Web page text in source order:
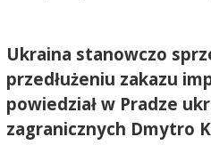
Ukraina stanowczo
przedłużeniu zakazu
powiedział w Pradze
zagranicznych Dmytro